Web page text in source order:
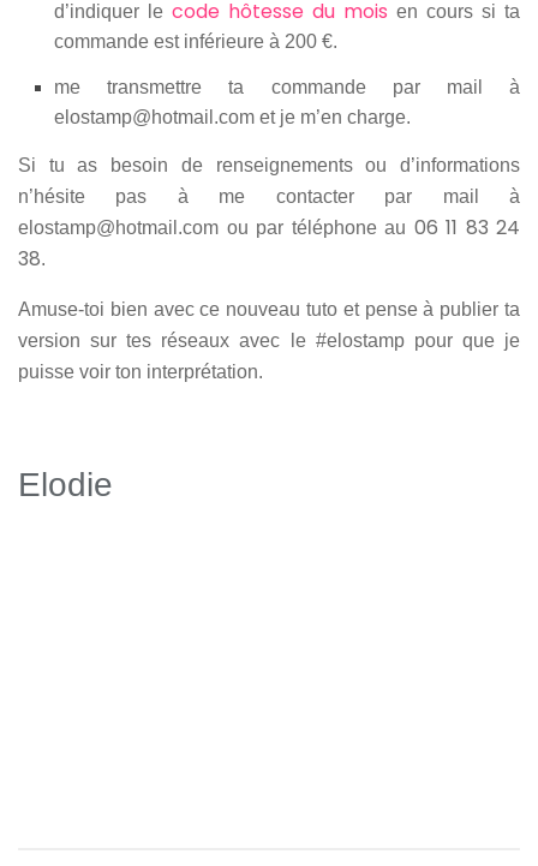
d’indiquer le code hôtesse du mois en cours si ta
commande est inférieure à 200 €.
me transmettre ta commande par mail à
elostamp@hotmail.com et je m’en charge.
Si tu as besoin de renseignements ou d’informations
n’hésite pas à me contacter par mail à
elostamp@hotmail.com ou par téléphone au 06 11 83 24
38.
Amuse-toi bien avec ce nouveau tuto et pense à publier ta
version sur tes réseaux avec le #elostamp pour que je
puisse voir ton interprétation.
Elodie